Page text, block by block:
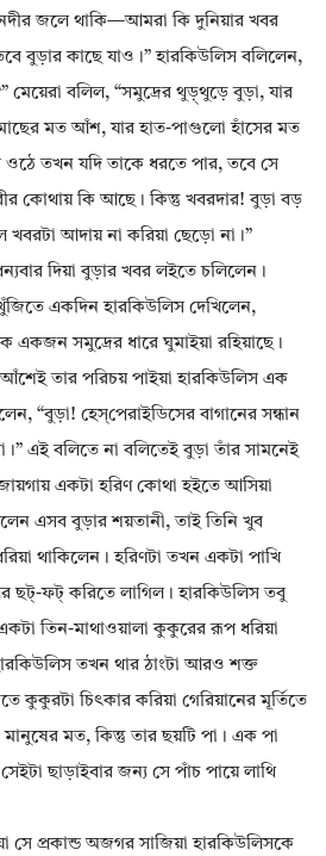
জলে থাকি—আমরা কি দুনিয়ার খবর
বুড়ার কাছে যাও।” হারকিউলিস বলিলেন,
মেয়েরা বলিল, “সমুদ্রের থুড়্‌থুড়ে বুড়া, যার
মত আঁশ, যার হাত-পাগুলো হাঁসের মত
ওঠে তখন যদি তাকে ধরতে পার, তবে সে
কোথায় কি আছে। কিন্তু খবরদার! বুড়া বড়
খবরটা আদায় না করিয়া ছেড়ো না।”
দিয়া বুড়ার খবর লইতে চলিলেন।
একদিন হারকিউলিস দেখিলেন,
একজন সমুদ্রের ধারে ঘুমাইয়া রহিয়াছে।
তার পরিচয় পাইয়া হারকিউলিস এক
“বুড়া! হেস্‌পেরাইডিসের বাগানের সন্ধান
এই বলিতে না বলিতেই বুড়া তাঁর সামনেই
একটা হরিণ কোথা হইতে আসিয়া
এসব বুড়ার শয়তানী, তাই তিনি খুব
থাকিলেন। হরিণটা তখন একটা পাখি
ছট্‌-ফট্‌ করিতে লাগিল। হারকিউলিস তবু
তিন-মাথাওয়ালা কুকুরের রূপ ধরিয়া
তখন থার ঠাংটা আরও শক্ত
কুকুরটা চিৎকার করিয়া গেরিয়ানের মূর্তিতে
মানুষের মত, কিন্তু তার ছয়টি পা। এক পা
ছাড়াইবার জন্য সে পাঁচ পায়ে লাথি
সে প্রকান্ড অজগর সাজিয়া হারকিউলিসকে